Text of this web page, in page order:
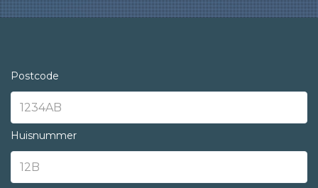
Postcode
Huisnummer